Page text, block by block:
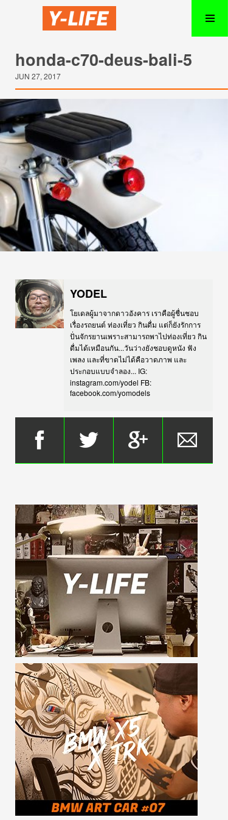
honda-c70-deus-bali-5
JUN 27, 2017
YODEL
โยเดลผู้มาจากดาวอังคาร เราคือผู้ชื่นชอบ
เรื่องรถยนต์ ท่องเที่ยว กินดื่ม แต่ก็ยังรักการ
ปั่นจักรยานเพราะสามารถพาไปท่องเที่ยว กิน
ดื่มได้เหมือนกัน...วันว่างยังชอบดูหนัง ฟัง
เพลง และที่ขาดไม่ได้คือวาดภาพ และ
ประกอบแบบจำลอง... IG:
instagram.com/yodel FB:
facebook.com/yomodels